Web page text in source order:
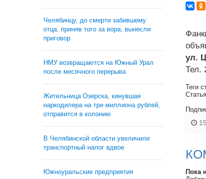
Челябинцу, до смерти забившему
отца, приняв того за вора, вынесли
приговор
НМУ возвращаются на Южный Урал
после месячного перерыва
Жительница Озерска, кинувшая
наркодилера на три миллиона рублей,
отправится в колонию
В Челябинской области увеличили
транспортный налог вдвое
Южноуральские предприятия
ул.
Тел.
Теги
Пока